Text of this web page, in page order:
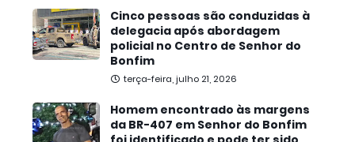
Cinco pessoas são conduzidas à
delegacia após abordagem
policial no Centro de Senhor do
Bonfim
terça-feira, julho 21, 2026
Homem encontrado às margens
da BR-407 em Senhor do Bonfim